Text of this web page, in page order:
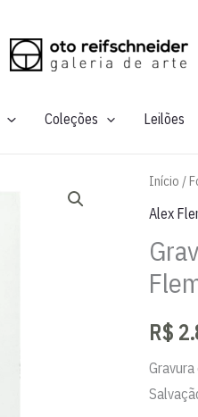
Coleções Leilões
Início /
Alex
R$